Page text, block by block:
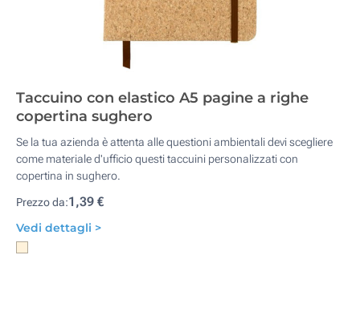
Taccuino con elastico A5 pagine a righe
copertina sughero
Se la tua azienda è attenta alle questioni ambientali devi scegliere
come materiale d'ufficio questi taccuini personalizzati con
copertina in sughero.
Prezzo da:1,39 €
Vedi dettagli >